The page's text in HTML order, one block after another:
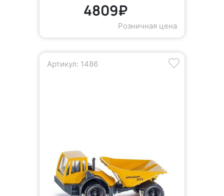
4809₽
Розничная цена
Артикул: 1486